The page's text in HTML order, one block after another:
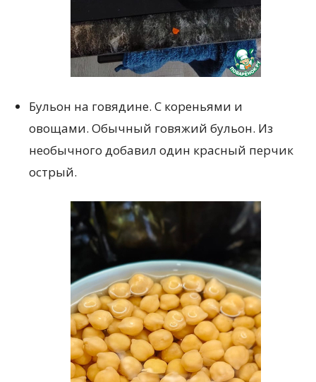
Бульон на говядине. С кореньями и
овощами. Обычный говяжий бульон. Из
необычного добавил один красный перчик
острый.